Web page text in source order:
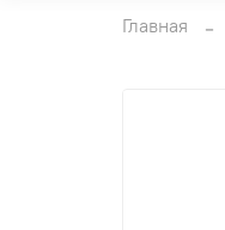
Главная